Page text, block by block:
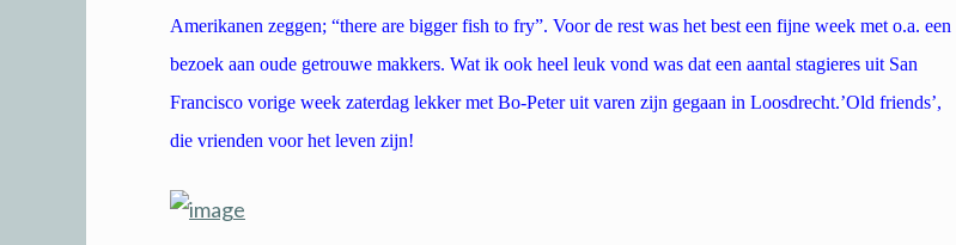
Amerikanen zeggen; “there are bigger fish to fry”. Voor de rest was het best een fijne week met o.a. een
bezoek aan oude getrouwe makkers. Wat ik ook heel leuk vond was dat een aantal stagieres uit San
Francisco vorige week zaterdag lekker met Bo-Peter uit varen zijn gegaan in Loosdrecht.’Old friends’,
die vrienden voor het leven zijn!